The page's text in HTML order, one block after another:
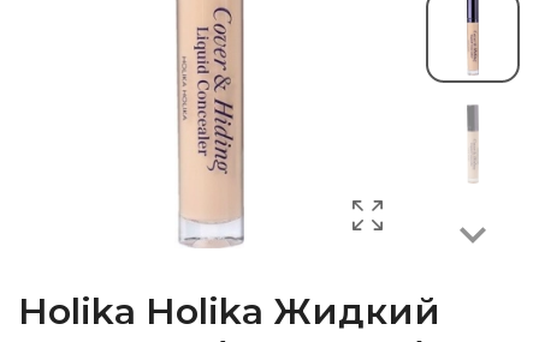
Next
Holika Holika Жидкий